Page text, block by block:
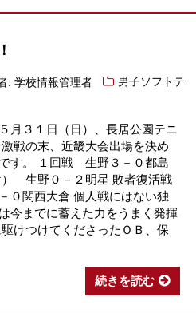
: 学校情報管理者
男子ソフトテ
月３１日（日）、長居公園テニ
戦の末、近畿大会出場を決め
す。 １回戦 生野３－０都島
） 生野０－２明星 敗者復活戦
０関西大倉 個人戦にはない独
今までに蓄えた力をうまく発揮
けつけてくださったＯＢ、保
続きを読む